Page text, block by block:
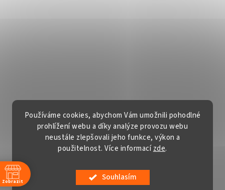
Používáme cookies, abychom Vám umožnili pohodlné
prohlížení webu a díky analýze provozu webu
neustále zlepšovali jeho funkce, výkon a
použitelnost. Více informacízde.
Souhlasím
Vytvořil Shoptet
Copyright 2026 Gardentech s.r.o.. Všechna práva vyhrazena.
Zobrazit